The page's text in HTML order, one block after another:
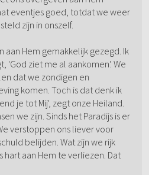
eventjes goed, totdat we weer
zijn in onszelf.
aan Hem gemakkelijk gezegd. Ik
'God ziet me al aankomen'. We
dat we zondigen en
komen. Toch is dat denk ik
je tot Mij', zegt onze Heiland.
we zijn. Sinds het Paradijs is er
verstoppen ons liever voor
belijden. Wat zijn we rijk
hart aan Hem te verliezen. Dat